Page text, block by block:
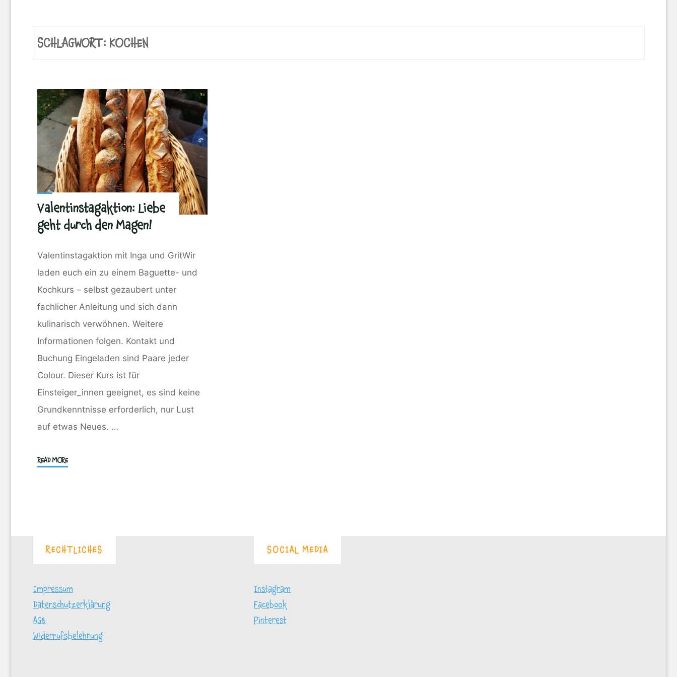
SCHLAGWORT: KOCHEN
Valentinstagaktion: Liebe
geht durch den Magen!
Valentinstagaktion mit Inga und GritWir
laden euch ein zu einem Baguette- und
Kochkurs – selbst gezaubert unter
fachlicher Anleitung und sich dann
kulinarisch verwöhnen. Weitere
Informationen folgen. Kontakt und
Buchung Eingeladen sind Paare jeder
Colour. Dieser Kurs ist für
Einsteiger_innen geeignet, es sind keine
Grundkenntnisse erforderlich, nur Lust
auf etwas Neues. …
READ MORE"Valentinstagaktion:
RECHTLICHES
Impressum
Datenschutzerklärung
AGB
Widerrufsbelehrung
SOCIAL MEDIA
Instagram
Facebook
Pinterest